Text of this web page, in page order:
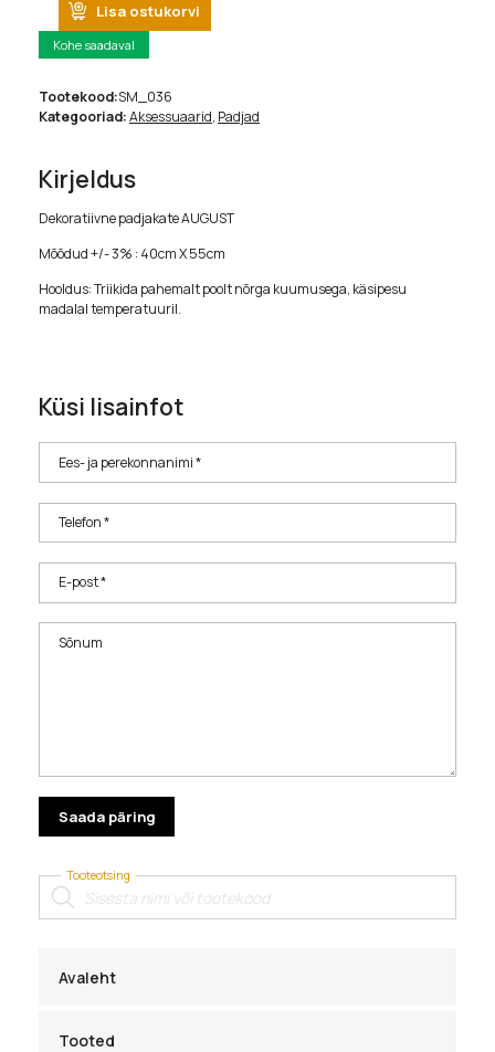
Tooteotsing
Products
search
Avaleht
Tooted
Lisa ostukorvi
Kohe saadaval
Tootekood:SM_036
Kategooriad:Aksessuaarid, Padjad
Kirjeldus
Dekoratiivne padjakate AUGUST
Mõõdud +/- 3% : 40cm X 55cm
Hooldus: Triikida pahemalt poolt nõrga kuumusega, käsipesu
madalal temperatuuril.
Küsi lisainfot
Ees- ja perekonnanimi *
Telefon *
E-post *
Sõnum